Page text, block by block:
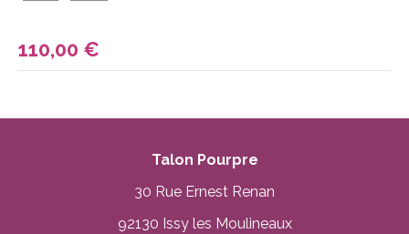
110,00 €
Talon Pourpre
30 Rue Ernest Renan
92130 Issy les Moulineaux